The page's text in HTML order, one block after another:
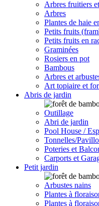
Arbres fruitiers
Arbres
Plantes de haie
Petits fruits
Petits fruits en
Graminées
Rosiers en pot
Bambous
Arbres et
Art topiaire et
Abris de jardin
Outillage
Abri de jardin
Pool House /
Tonnelles/
Poteries et
Carports et
Petit jardin
Arbustes nains
Plantes à
Plantes à